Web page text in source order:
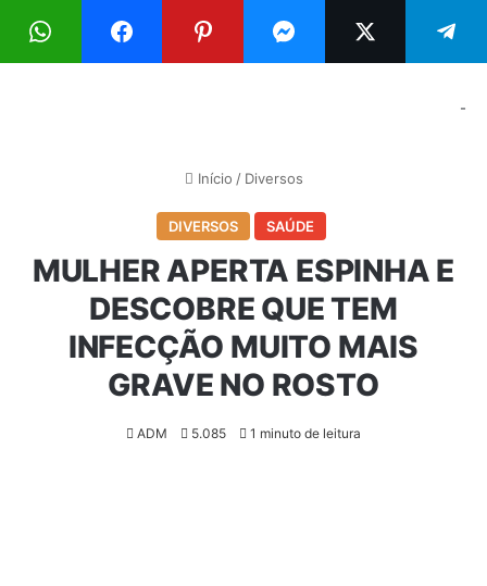
Menu
-
Início / Diversos
DIVERSOS SAÚDE
MULHER APERTA ESPINHA E
DESCOBRE QUE TEM
INFECÇÃO MUITO MAIS
GRAVE NO ROSTO
ADM 5.085 1 minuto de leitura